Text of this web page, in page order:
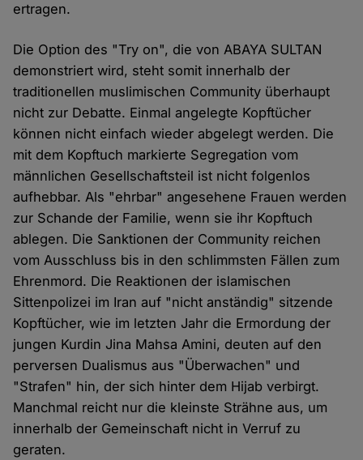
ertragen.
Die Option des "Try on", die von ABAYA SULTAN
demonstriert wird, steht somit innerhalb der
traditionellen muslimischen Community überhaupt
nicht zur Debatte. Einmal angelegte Kopftücher
können nicht einfach wieder abgelegt werden. Die
mit dem Kopftuch markierte Segregation vom
männlichen Gesellschaftsteil ist nicht folgenlos
aufhebbar. Als "ehrbar" angesehene Frauen werden
zur Schande der Familie, wenn sie ihr Kopftuch
ablegen. Die Sanktionen der Community reichen
vom Ausschluss bis in den schlimmsten Fällen zum
Ehrenmord. Die Reaktionen der islamischen
Sittenpolizei im Iran auf "nicht anständig" sitzende
Kopftücher, wie im letzten Jahr die Ermordung der
jungen Kurdin Jina Mahsa Amini, deuten auf den
perversen Dualismus aus "Überwachen" und
"Strafen" hin, der sich hinter dem Hijab verbirgt.
Manchmal reicht nur die kleinste Strähne aus, um
innerhalb der Gemeinschaft nicht in Verruf zu
geraten.